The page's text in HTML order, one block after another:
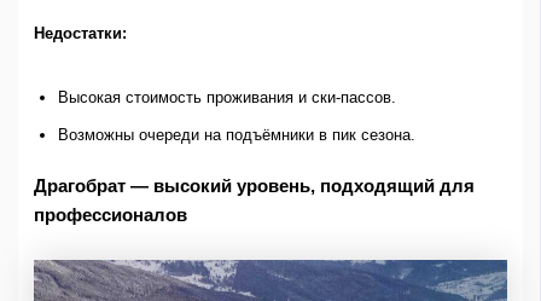
Недостатки:
Высокая стоимость проживания и ски-пассов.
Возможны очереди на подъёмники в пик сезона.
Драгобрат — высокий уровень, подходящий для
профессионалов